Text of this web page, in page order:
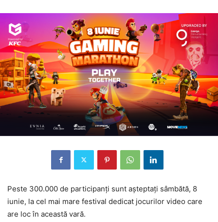
Peste 300.000 de participanți sunt așteptați sâmbătă, 8
iunie, la cel mai mare festival dedicat jocurilor video care
are loc în această vară.